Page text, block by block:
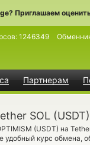
Приглашаем
Партнерам
1246349
SOL (USDT)
(USDT) на
курс обмена,